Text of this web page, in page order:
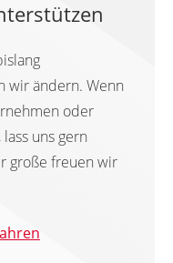
wir ändern. Wenn
oder
uns gern
große freuen wir